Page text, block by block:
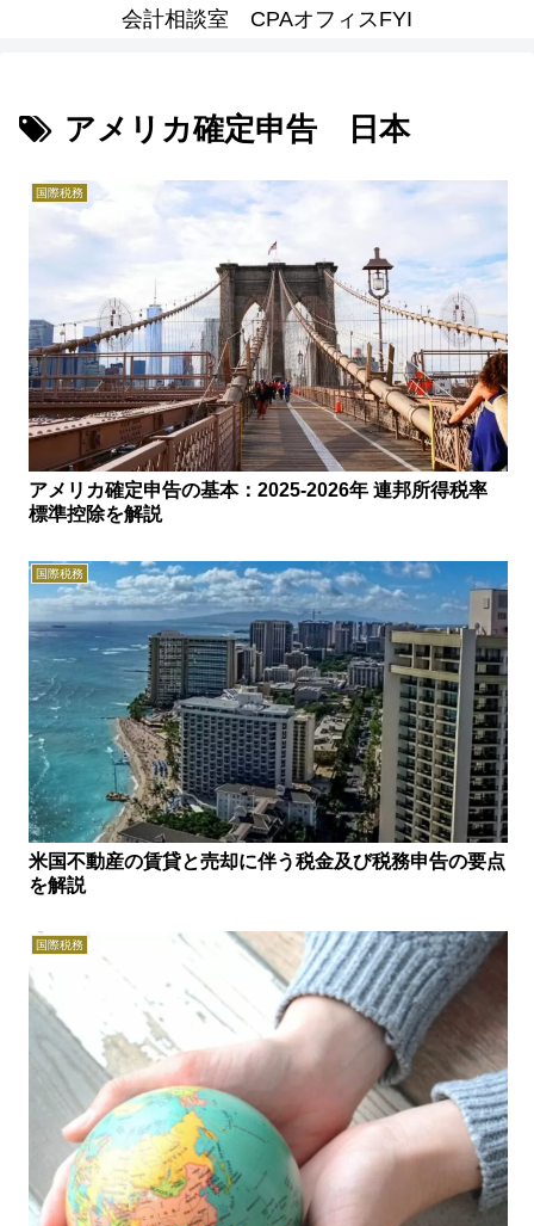
会計相談室 CPAオフィスFYI
アメリカ確定申告 日本
国際税務
アメリカ確定申告の基本：2025-2026年 連邦所得税率
標準控除を解説
国際税務
米国不動産の賃貸と売却に伴う税金及び税務申告の要点
を解説
国際税務